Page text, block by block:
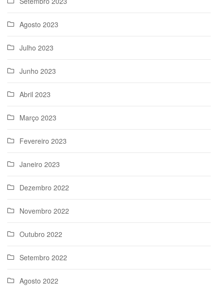
Agosto 2023
Julho 2023
Junho 2023
Abril 2023
Março 2023
Fevereiro 2023
Janeiro 2023
Dezembro 2022
Novembro 2022
Outubro 2022
Setembro 2022
Agosto 2022